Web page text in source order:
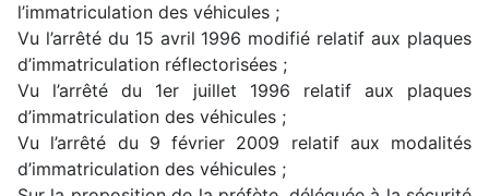
l’immatriculation des véhicules ;
Vu l’arrêté du 15 avril 1996 modifié relatif aux plaques
d’immatriculation réflectorisées ;
Vu l’arrêté du 1er juillet 1996 relatif aux plaques
d’immatriculation des véhicules ;
Vu l’arrêté du 9 février 2009 relatif aux modalités
d’immatriculation des véhicules ;